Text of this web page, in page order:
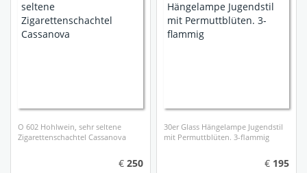
O 602 Hohlwein, sehr seltene
Zigarettenschachtel Cassanova
250
30er Glass Hängelampe Jugendstil
mit Permuttblüten. 3-flammig
195